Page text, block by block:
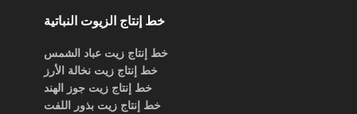
خط إنتاج الزيوت النباتية
خط إنتاج زيت عباد الشمس
خط إنتاج زيت نخالة الأرز
خط إنتاج زيت جوز الهند
خط إنتاج زيت بذور اللفت